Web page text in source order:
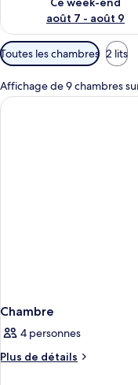
août 7 - août 9
Filtres
disponibles
pour
les
Toutes les chambres 2 lits
Affichage de 9 chambres
Chambre
4 personnes
Plus de détails
Plus